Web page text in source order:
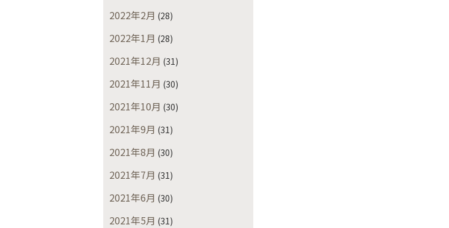
2022年2月 (28)
2022年1月 (28)
2021年12月 (31)
2021年11月 (30)
2021年10月 (30)
2021年9月 (31)
2021年8月 (30)
2021年7月 (31)
2021年6月 (30)
2021年5月 (31)